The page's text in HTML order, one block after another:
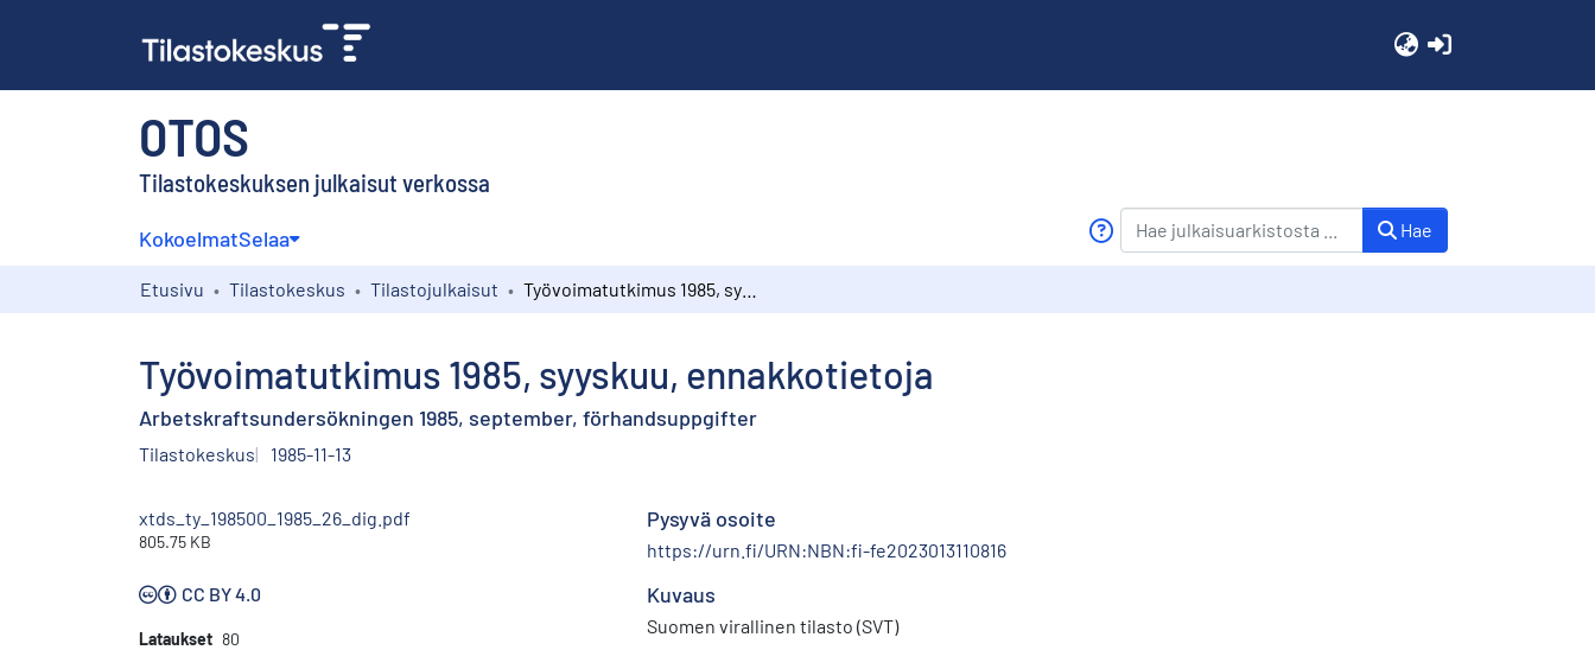
OTOS
Tilastokeskuksen julkaisut verkossa
KokoelmatSelaa Hae
Etusivu Tilastokeskus Tilastojulkaisut
Työvoimatutkimus 1985, syyskuu, ennakkotietoja
Arbetskraftsundersökningen 1985, september, förhandsuppgifter
Tilastokeskus 1985-11-13
xtds_ty_198500_1985_26_dig.pdf
805.75 KB
CC BY 4.0
Lataukset 80
Pysyvä osoite
https://urn.fi/URN:NBN:fi-fe2023013110816
Kuvaus
Suomen virallinen tilasto (SVT)